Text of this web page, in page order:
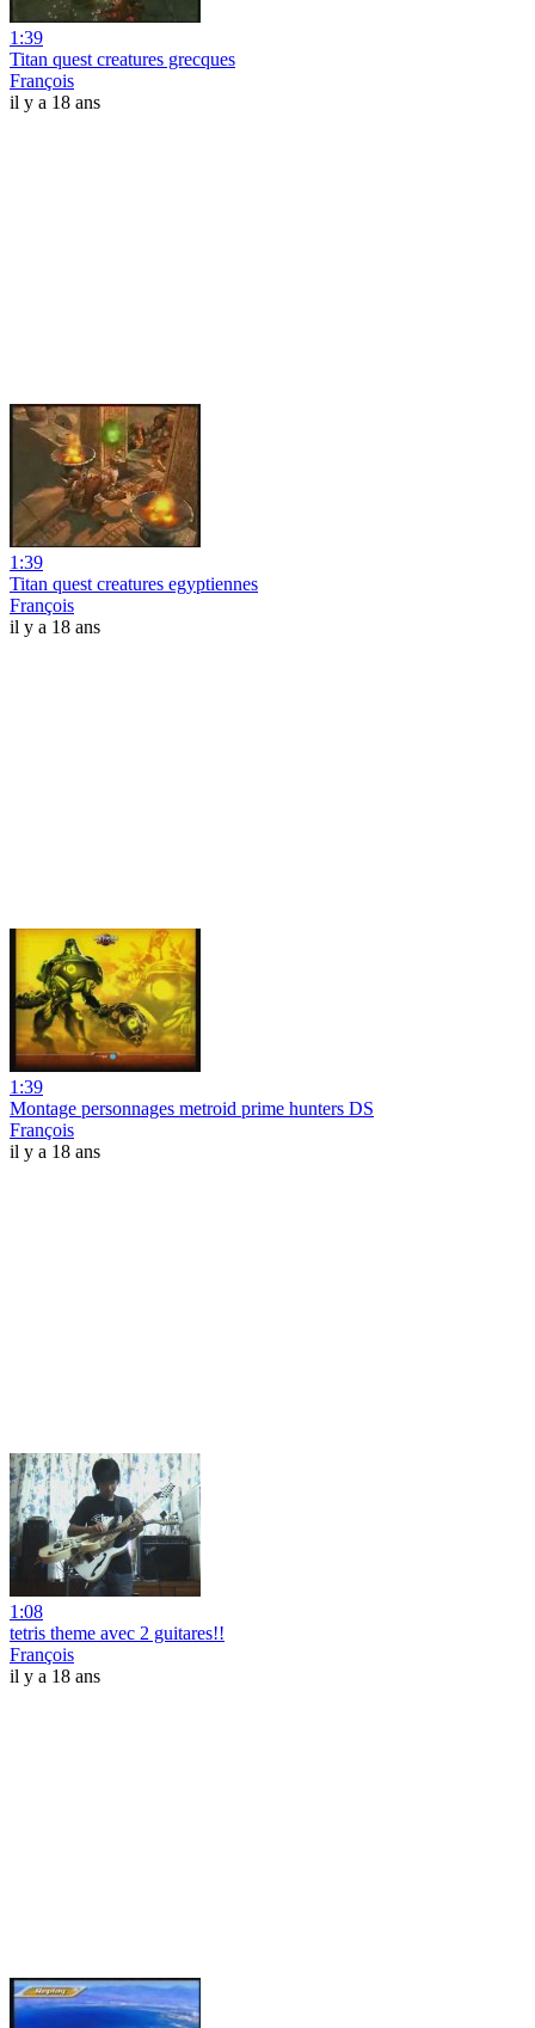
1:39
Titan quest creatures grecques
François
il y a 18 ans
1:39
Titan quest creatures egyptiennes
François
il y a 18 ans
1:39
Montage personnages metroid prime hunters DS
François
il y a 18 ans
1:08
tetris theme avec 2 guitares!!
François
il y a 18 ans